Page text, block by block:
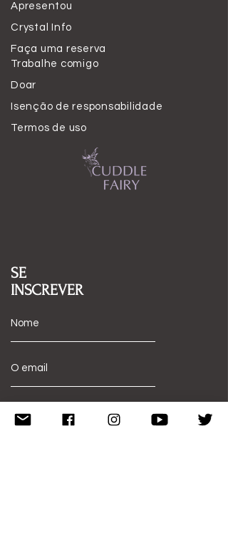
Apresentou
Crystal Info
Faça uma reserva
Trabalhe comigo
Doar
Isenção de responsabilidade
Termos de uso
SE
INSCREVER
Se inscrever